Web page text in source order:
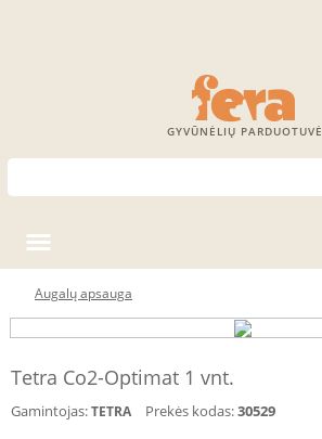
GYVŪNĖLIŲ PARDUOTUVĖ
Augalų apsauga
Tetra Co2-Optimat 1 vnt.
Gamintojas:TETRA Prekės kodas:30529